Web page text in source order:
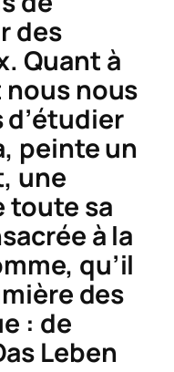
des
Quant à
nous nous
, peinte un
une
toute sa
à la
qu’il
des
: de
Leben